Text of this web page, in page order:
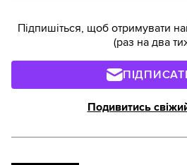
Підпишіться, щоб отримувати
(раз на два
Подивитись